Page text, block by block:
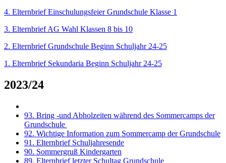
4. Elternbrief Einschulungsfeier Grundschule Klasse 1
3. Elternbrief AG Wahl Klassen 8 bis 10
2. Elternbrief Grundschule Beginn Schuljahr 24-25
1. Elternbrief Sekundaria Beginn Schuljahr 24-25
2023/24
93. Bring -und Abholzeiten während des Sommercamps der
Grundschule
92. Wichtige Information zum Sommercamp der Grundschule
91. Elternbrief Schuljahresende
90. Sommergruß Kindergarten
89. Elternbrief letzter Schultag Grundschule